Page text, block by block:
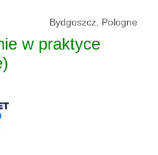
Bydgoszcz, Pologne
w praktyce